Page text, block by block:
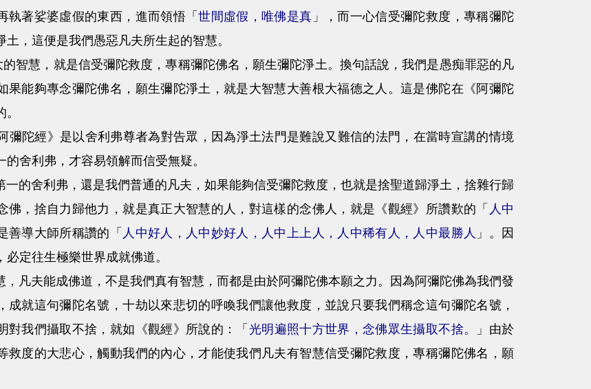
執著娑婆虛假的東西，進而領悟「世間虛假，唯佛是真 」，而一心信受彌陀救度，專稱彌陀
土，這便是我們愚惡凡夫所生起的智慧。
慧，就是信受彌陀救度，專稱彌陀佛名，願生彌陀淨土。換句話說，我們是愚痴罪惡的凡
果能夠專念彌陀佛名，願生彌陀淨土，就是大智慧大善根大福德之人。這是佛陀在《阿彌陀
陀經》是以舍利弗尊者為對告眾，因為淨土法門是難說又難信的法門，在當時宣講的情境
的舍利弗，才容易領解而信受無疑。
舍利弗，還是我們普通的凡夫，如果能夠信受彌陀救度，也就是捨聖道歸淨土，捨雜行歸
佛，捨自力歸他力，就是真正大智慧的人，對這樣的念佛人，就是《觀經》所讚歎的「 人中
善導大師所稱讚的「 人中好人，人中妙好人，人中上上人，人中稀有人，人中最勝人 」。因
定往生極樂世界成就佛道。
夫能成佛道，不是我們真有智慧，而都是由於阿彌陀佛本願之力。因為阿彌陀佛為我們發
成就這句彌陀名號，十劫以來悲切的呼喚我們讓他救度，並說只要我們稱念這句彌陀名號，
對我們攝取不捨，就如《觀經》所說的：「 光明遍照十方世界，念佛眾生攝取不捨。
」由於
救度的大悲心，觸動我們的內心，才能使我們凡夫有智慧信受彌陀救度，專稱彌陀佛名，願